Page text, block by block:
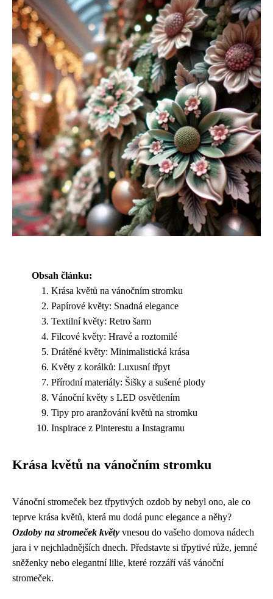
Obsah článku:
Krása květů na vánočním stromku
Papírové květy: Snadná elegance
Textilní květy: Retro šarm
Filcové květy: Hravé a roztomilé
Drátěné květy: Minimalistická krása
Květy z korálků: Luxusní třpyt
Přírodní materiály: Šišky a sušené plody
Vánoční květy s LED osvětlením
Tipy pro aranžování květů na stromku
Inspirace z Pinterestu a Instagramu
Krása květů na vánočním stromku
Vánoční stromeček bez třpytivých ozdob by nebyl ono, ale co
teprve krása květů, která mu dodá punc elegance a něhy?
Ozdoby na stromeček květy vnesou do vašeho domova nádech
jara i v nejchladnějších dnech. Představte si třpytivé růže, jemné
sněženky nebo elegantní lilie, které rozzáří váš vánoční
stromeček.